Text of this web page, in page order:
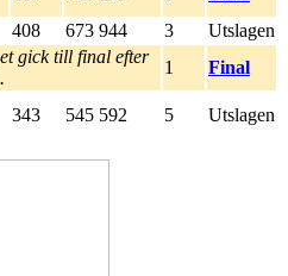
408 673 944 3
Utslagen
gick till final efter
1 Final
343 545 592 5 Utslagen